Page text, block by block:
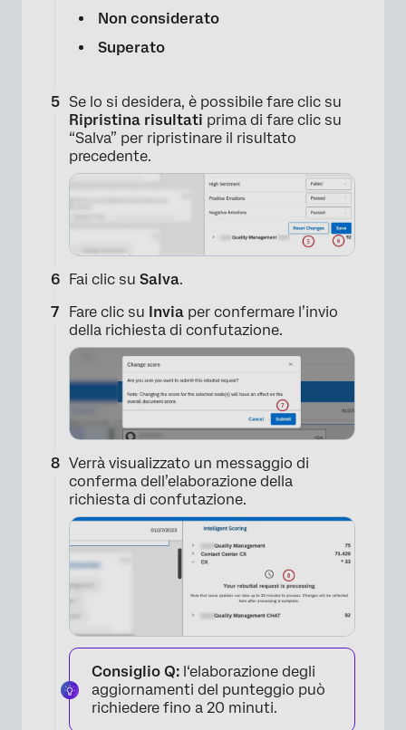
×
Non considerato
Superato
Se lo si desidera, è possibile fare clic su
Ripristina risultati prima di fare clic su
“Salva” per ripristinare il risultato
precedente.
Fai clic su Salva.
Fare clic su Invia per confermare l’invio
della richiesta di confutazione.
Verrà visualizzato un messaggio di
conferma dell’elaborazione della
richiesta di confutazione.
Consiglio Q: l‘elaborazione degli
aggiornamenti del punteggio può
richiedere fino a 20 minuti.